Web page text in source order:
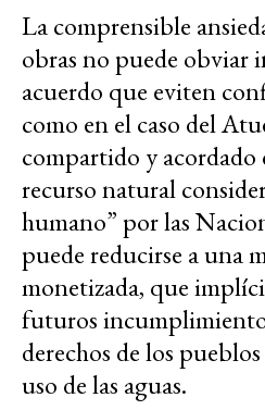
Lacomprensible
obras no puede obviar
acuerdo que eviten
como en el caso del
compartido y acordado
recurso natural
humano” por las
puede reducirse a una
monetizada, que
futuros
derechos de los
uso de las aguas.